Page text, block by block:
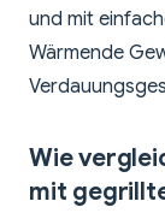
und mit
Wärmende
Wie
mit